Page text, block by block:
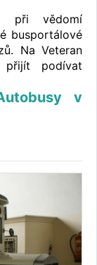
při vědomí
busportálové
Na Veteran
podívat
v